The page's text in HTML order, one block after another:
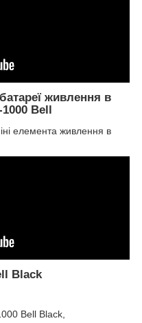
живлення в
1000 Bell
елемента живлення в
Black
Bell Black,